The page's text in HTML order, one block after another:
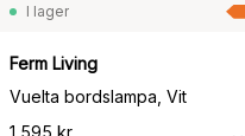
I lager
Ferm Living
Vuelta bordslampa, Vit
1 595 kr